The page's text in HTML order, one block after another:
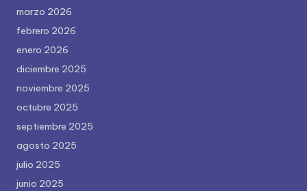
marzo 2026
febrero 2026
enero 2026
diciembre 2025
noviembre 2025
octubre 2025
septiembre 2025
agosto 2025
julio 2025
junio 2025